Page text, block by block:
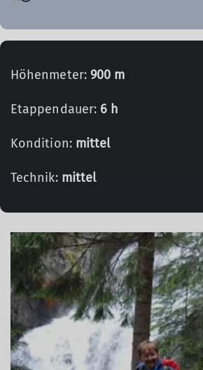
Höhenmeter: 900 m
Etappendauer: 6 h
Kondition: mittel
Technik: mittel